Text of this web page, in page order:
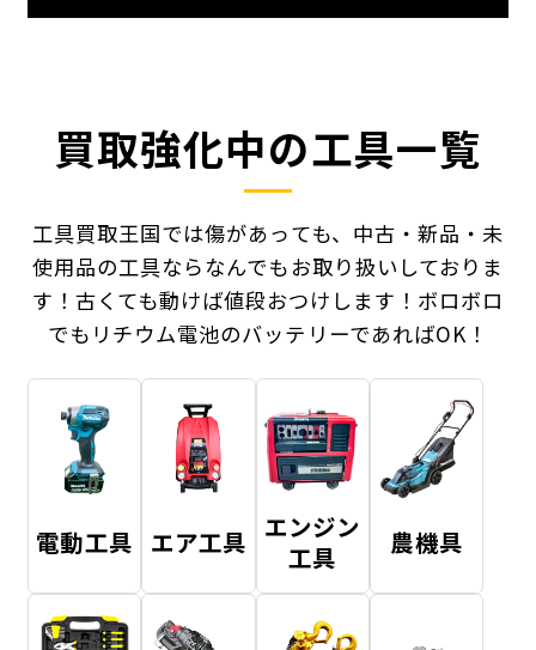
買取強化中の工具一覧
工具買取王国では傷があっても、中古・新品・未
使用品の工具ならなんでもお取り扱いしておりま
す！ 古くても動けば値段おつけします！ボロボロ
でもリチウム電池のバッテリーであればOK！
電動工具 エア工具 エンジン
工具
農機具